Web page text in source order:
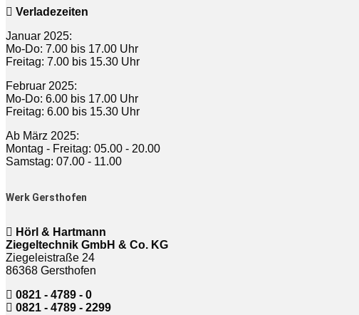
Verladezeiten
Januar 2025:
Mo-Do: 7.00 bis 17.00 Uhr
Freitag: 7.00 bis 15.30 Uhr
Februar 2025:
Mo-Do: 6.00 bis 17.00 Uhr
Freitag: 6.00 bis 15.30 Uhr
Ab März 2025:
Montag - Freitag: 05.00 - 20.00
Samstag: 07.00 - 11.00
Werk Gersthofen
Hörl & Hartmann
Ziegeltechnik GmbH & Co. KG
Ziegeleistraße 24
86368 Gersthofen
0821 - 4789 - 0
0821 - 4789 - 2299